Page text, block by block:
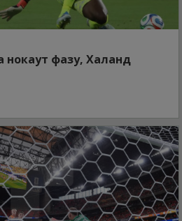
фазу, Халанд